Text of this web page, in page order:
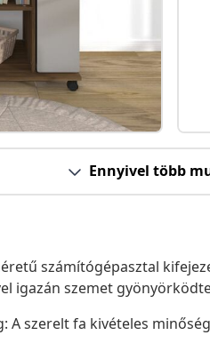
Ennyivel több
számítógépasztal
igazán szemet
A szerelt fa kivételes